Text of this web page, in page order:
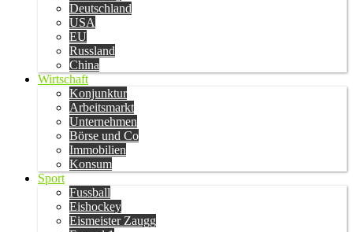
Deutschland
USA
EU
Russland
China
Wirtschaft
Konjunktur
Arbeitsmarkt
Unternehmen
Börse und Co
Immobilien
Konsum
Sport
Fussball
Eishockey
Eismeister Zaugg